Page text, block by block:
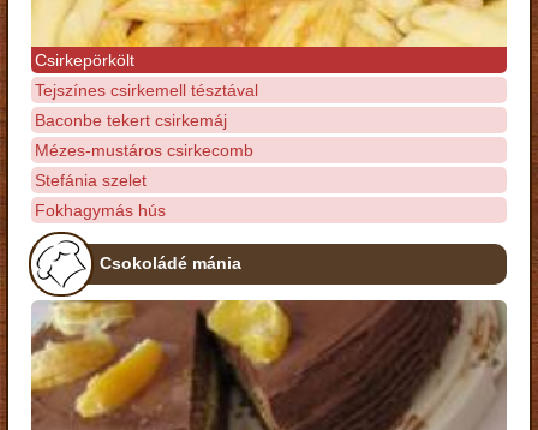
Csirkepörkölt
Tejszínes csirkemell tésztával
Baconbe tekert csirkemáj
Mézes-mustáros csirkecomb
Stefánia szelet
Fokhagymás hús
Csokoládé mánia